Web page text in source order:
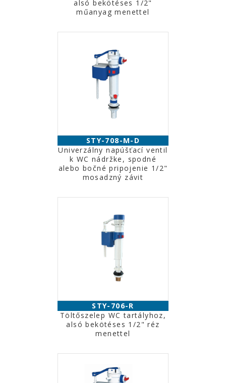
alsó bekötéses 1/2"
műanyag menettel
STY-708-M-D
Univerzálny napúšťací ventil
k WC nádržke, spodné
alebo bočné pripojenie 1/2"
mosadzný závit
STY-706-R
Töltőszelep WC tartályhoz,
alsó bekötéses 1/2" réz
menettel